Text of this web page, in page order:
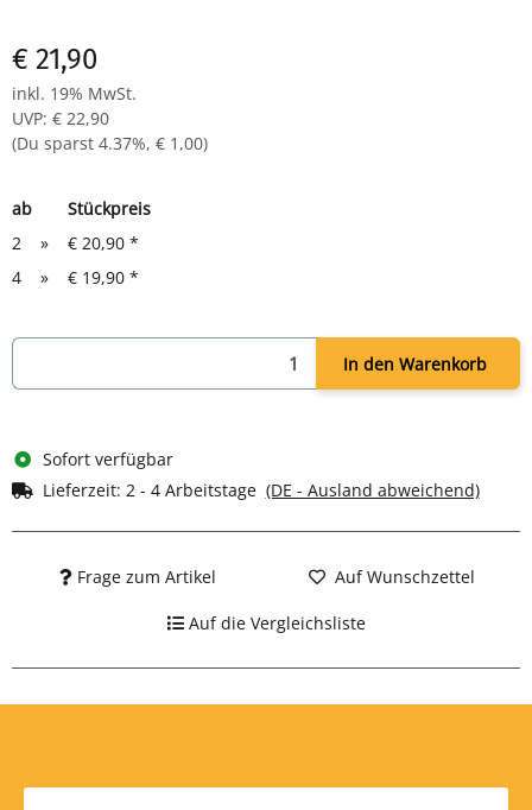
€ 21,90
inkl. 19% MwSt.
UVP: € 22,90
(Du sparst 4.37%, € 1,00)
ab
Stückpreis
2
» € 20,90 *
4
» € 19,90 *
In den Warenkorb
Sofort verfügbar
Lieferzeit: 2 - 4 Arbeitstage (DE - Ausland abweichend)
Frage zum Artikel Auf Wunschzettel
Auf die Vergleichsliste